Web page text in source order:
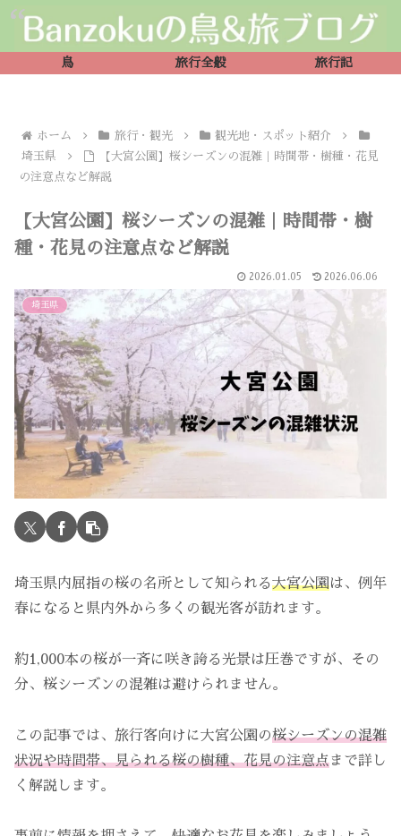
鳥 旅行全般 旅行記
ホーム 旅行・観光
観光地・スポット紹介
埼玉県
【大宮公園】桜シーズンの混雑｜時間帯・樹種・花見
の注意点など解説
【大宮公園】桜シーズンの混雑｜時間帯・樹
種・花見の注意点など解説
2026.01.05 2026.06.06
埼玉県
埼玉県内屈指の桜の名所として知られる大宮公園は、例年
春になると県内外から多くの観光客が訪れます。
約1,000本の桜が一斉に咲き誇る光景は圧巻ですが、その
分、桜シーズンの混雑は避けられません。
この記事では、旅行客向けに大宮公園の桜シーズンの混雑
状況や時間帯、見られる桜の樹種、花見の注意点まで詳し
く解説します。